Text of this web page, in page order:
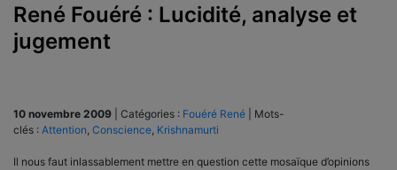
René Fouéré : Lucidité, analyse et
jugement
10 novembre 2009 Catégories : Fouéré René
Mots-
clés : Attention, Conscience, Krishnamurti
Il nous faut inlassablement mettre en question cette mosaïque d’opinions